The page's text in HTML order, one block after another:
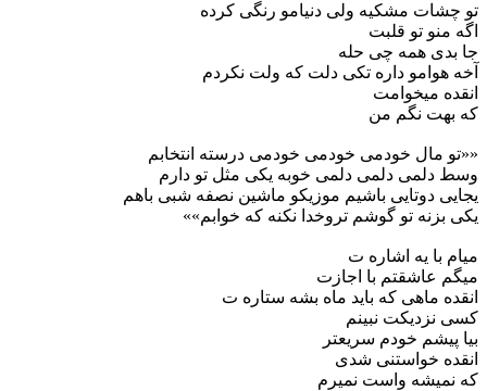
تو چشات مشکیه ولی دنیامو رنگی کرده
اگه منو تو قلبت
جا بدی همه چی حله
آخه هوامو داره تکی دلت که ولت نکردم
انقده میخوامت
که بهت نگم من
««تو مال خودمی خودمی خودمی درسته انتخابم
وسط دلمی دلمی دلمی خوبه یکی مثل تو دارم
یجایی دوتایی باشیم موزیکو ماشین نصفه شبی باهم
یکی بزنه تو گوشم تروخدا نکنه که خوابم»»
میام با یه اشاره ت
میگم عاشقتم با اجازت
انقده ماهی که باید ماه بشه ستاره ت
کسی نزدیکت نبینم
بیا پیشم خودم سریعتر
انقده خواستنی شدی
که نمیشه واست نمیرم